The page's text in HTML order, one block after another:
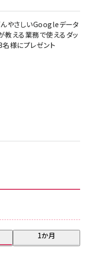
1か月
やさしいGoogleデータ
える業務で使えるダッ
名様にプレゼント